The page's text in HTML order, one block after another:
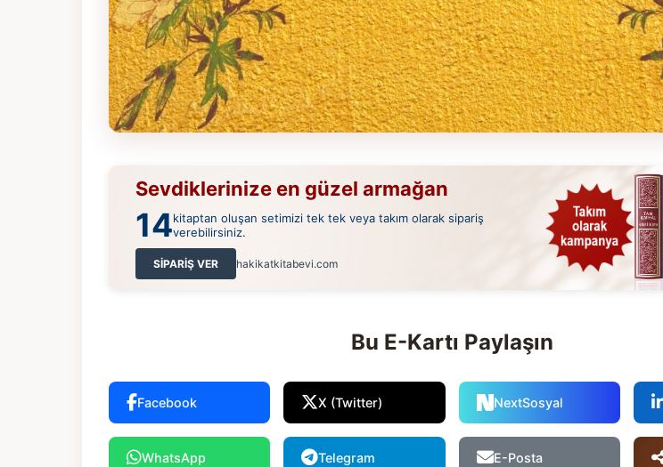
Sevdiklerinize en güzel armağan
14kitaptan oluşan setimizi tek tek veya takım olarak sipariş
verebilirsiniz.
SİPARİŞ VER hakikatkitabevi.com
Bu E-Kartı Paylaşın
Facebook X (Twitter) NextSosyal
WhatsApp Telegram E-Posta